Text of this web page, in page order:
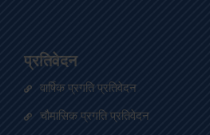
प्रतिवेदन
वार्षिक प्रगति प्रतिवेदन
चौमासिक प्रगति प्रतिवेदन